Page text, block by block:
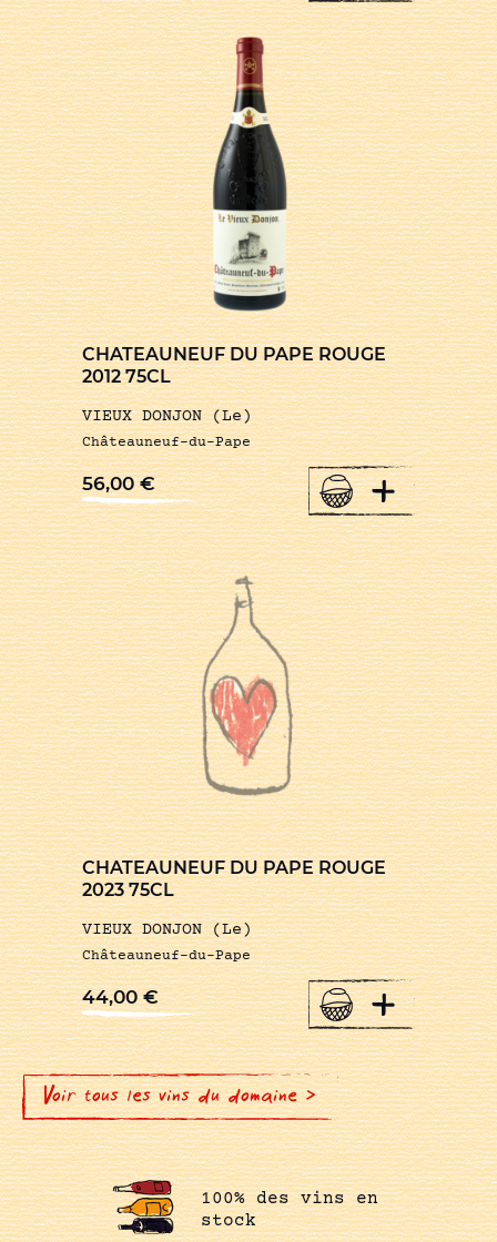
CHATEAUNEUF DU PAPE ROUGE
2012 75CL
VIEUX DONJON (Le)
Châteauneuf-du-Pape
56,00€ +
CHATEAUNEUF DU PAPE ROUGE
2023 75CL
VIEUX DONJON (Le)
Châteauneuf-du-Pape
44,00€ +
Voir tous les vins du domaine >
100% des vins en
stock